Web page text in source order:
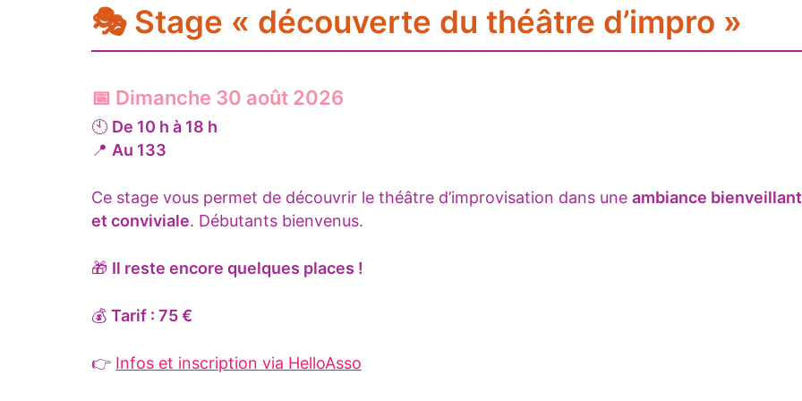
🎭 Stage « découverte du théâtre d’impro »
📅 Dimanche 30 août 2026
🕙 De 10 h à 18 h
📍 Au 133
Ce stage vous permet de découvrir le théâtre d’improvisation dans une ambiance
et conviviale. Débutants bienvenus.
🎁 Il reste encore quelques places !
💰 Tarif : 75 €
👉 Infos et inscription via HelloAsso